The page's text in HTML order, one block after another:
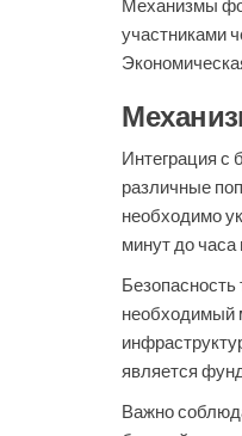
Механизмы
участниками
Интеграция с
различные
необходимо
минут до часа
необходимый
является
Важно